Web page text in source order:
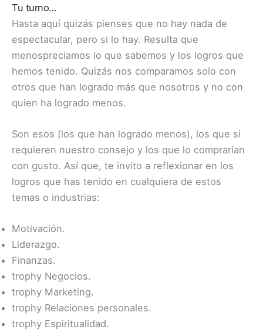
Tu turno…
Hasta aquí quizás pienses que no hay nada de
espectacular, pero si lo hay. Resulta que
menospreciamos lo que sabemos y los logros que
hemos tenido. Quizás nos comparamos solo con
otros que han logrado más que nosotros y no con
quien ha logrado menos.
Son esos (los que han logrado menos), los que si
requieren nuestro consejo y los que lo comprarían
con gusto. Así que, te invito a reflexionar en los
logros que has tenido en cualquiera de estos
temas o industrias:
Motivación.
Liderazgo.
Finanzas.
trophy Negocios.
trophy Marketing.
trophy Relaciones personales.
trophy Espiritualidad.